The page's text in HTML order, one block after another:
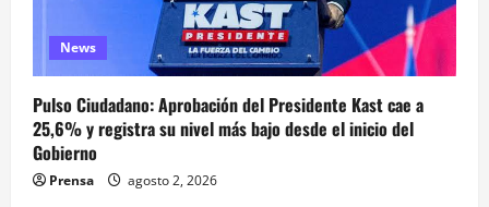
News
Pulso Ciudadano: Aprobación del Presidente Kast cae a
25,6% y registra su nivel más bajo desde el inicio del
Gobierno
Prensa agosto 2, 2026